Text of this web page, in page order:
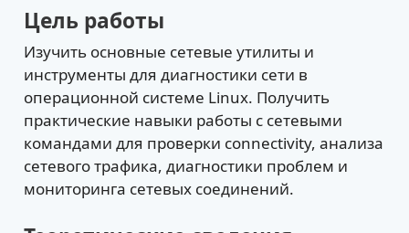
Цель работы
Изучить основные сетевые утилиты и
инструменты для диагностики сети в
операционной системе Linux. Получить
практические навыки работы с сетевыми
командами для проверки connectivity, анализа
сетевого трафика, диагностики проблем и
мониторинга сетевых соединений.